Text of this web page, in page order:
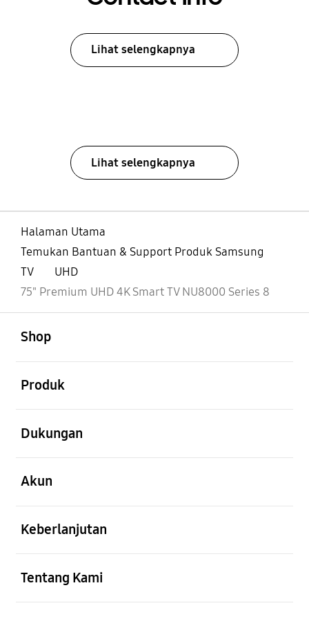
Lihat selengkapnya
Lihat selengkapnya
Halaman Utama
Temukan Bantuan & Support Produk Samsung
TV
UHD
75" Premium UHD 4K Smart TV NU8000 Series 8
Shop
Produk
Dukungan
Akun
Keberlanjutan
Tentang Kami